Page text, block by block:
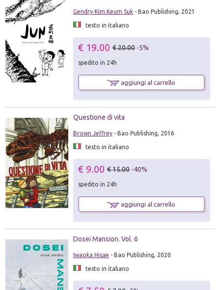
Gendry-Kim Keum Suk- Bao Publishing, 2021
testo in italiano
€ 19.00 € 20.00 -5%
spedito in 24h
aggiungi al carrello
Questione di vita
Brown Jeffrey- Bao Publishing, 2016
testo in italiano
€ 9.00 € 15.00 -40%
spedito in 24h
aggiungi al carrello
Dosei Mansion. Vol. 6
Iwaoka Hisae - Bao Publishing, 2020
testo in italiano